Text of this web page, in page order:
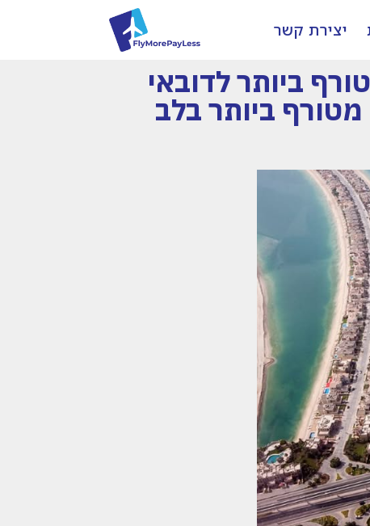
יצירת קשר
יוקרה מטורף ביותר לדובאי
רדיסון בלו מטורף ביותר בלב